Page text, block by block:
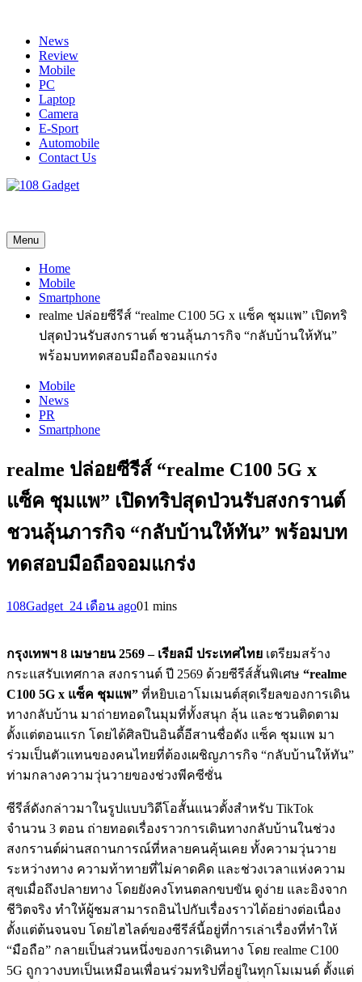
contentNews
Review
Mobile
PC
Laptop
Camera
E-Sport
Automobile
Contact Us
Menu
Home
Mobile
Smartphone
realme ปล่อยซีรีส์ “realme C100 5G x แซ็ค ชุมแพ” เปิดทริ
ปสุดป่วนรับสงกรานต์ ชวนลุ้นภารกิจ “กลับบ้านให้ทัน”
พร้อมบททดสอบมือถือจอมแกร่ง
Mobile
News
PR
Smartphone
realme ปล่อยซีรีส์ “realme C100 5G x
แซ็ค ชุมแพ” เปิดทริปสุดป่วนรับสงกรานต์
ชวนลุ้นภารกิจ “กลับบ้านให้ทัน” พร้อมบท
ทดสอบมือถือจอมแกร่ง
108Gadget_24 เดือน ago01 mins
กรุงเทพฯ 8 เมษายน 2569 – เรียลมี ประเทศไทย เตรียมสร้าง
กระแสรับเทศกาล สงกรานต์ ปี 2569 ด้วยซีรีส์สั้นพิเศษ “realme
C100 5G x แซ็ค ชุมแพ” ที่หยิบเอาโมเมนต์สุดเรียลของการเดิน
ทางกลับบ้าน มาถ่ายทอดในมุมที่ทั้งสนุก ลุ้น และชวนติดตาม
ตั้งแต่ตอนแรก โดยได้ศิลปินอินดี้อีสานชื่อดัง แซ็ค ชุมแพ มา
ร่วมเป็นตัวแทนของคนไทยที่ต้องเผชิญภารกิจ “กลับบ้านให้ทัน”
ท่ามกลางความวุ่นวายของช่วงพีคซีซั่น
ซีรีส์ดังกล่าวมาในรูปแบบวิดีโอสั้นแนวตั้งสำหรับ TikTok
จำนวน 3 ตอน ถ่ายทอดเรื่องราวการเดินทางกลับบ้านในช่วง
สงกรานต์ผ่านสถานการณ์ที่หลายคนคุ้นเคย ทั้งความวุ่นวาย
ระหว่างทาง ความท้าทายที่ไม่คาดคิด และช่วงเวลาแห่งความ
สุขเมื่อถึงปลายทาง โดยยังคงโทนตลกขบขัน ดูง่าย และอิงจาก
ชีวิตจริง ทำให้ผู้ชมสามารถอินไปกับเรื่องราวได้อย่างต่อเนื่อง
ตั้งแต่ต้นจนจบ โดยไฮไลต์ของซีรีส์นี้อยู่ที่การเล่าเรื่องที่ทำให้
“มือถือ” กลายเป็นส่วนหนึ่งของการเดินทาง โดย realme C100
5G ถูกวางบทเป็นเหมือนเพื่อนร่วมทริปที่อยู่ในทุกโมเมนต์ ตั้งแต่